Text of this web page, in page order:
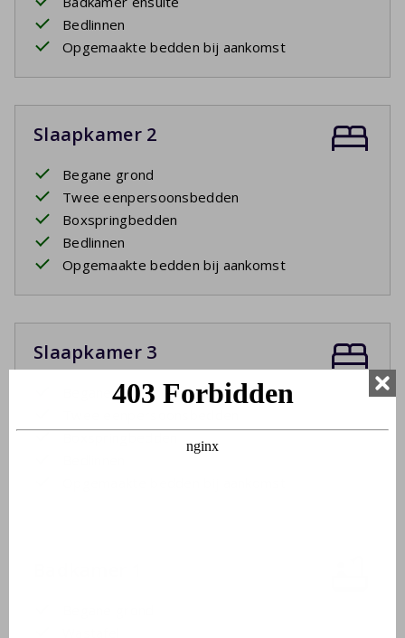
Bedlinnen
Opgemaakte bedden bij aankomst
Slaapkamer 2
Begane grond
Twee eenpersoonsbedden
Boxspringbedden
Bedlinnen
Opgemaakte bedden bij aankomst
Slaapkamer 3
Begane grond